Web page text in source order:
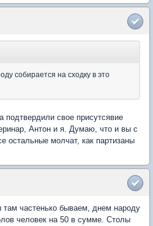
собирается на сходку в это
подтвердили свое присутсявие
Антон и я. Думаю, что и вы с
остальные молчат, как партизаны
частенько бываем, днем народу
человек на 50 в сумме. Столы